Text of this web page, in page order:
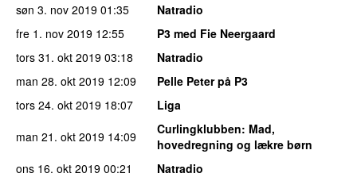
søn 3. nov 2019 01:35
Natradio
fre 1. nov 2019 12:55
P3 med Fie Neergaard
tors 31. okt 2019 03:18
Natradio
man 28. okt 2019 12:09
Pelle Peter på P3
tors 24. okt 2019 18:07
Liga
man 21. okt 2019 14:09 Curlingklubben: Mad,
hovedregning og lækre børn
ons 16. okt 2019 00:21
Natradio